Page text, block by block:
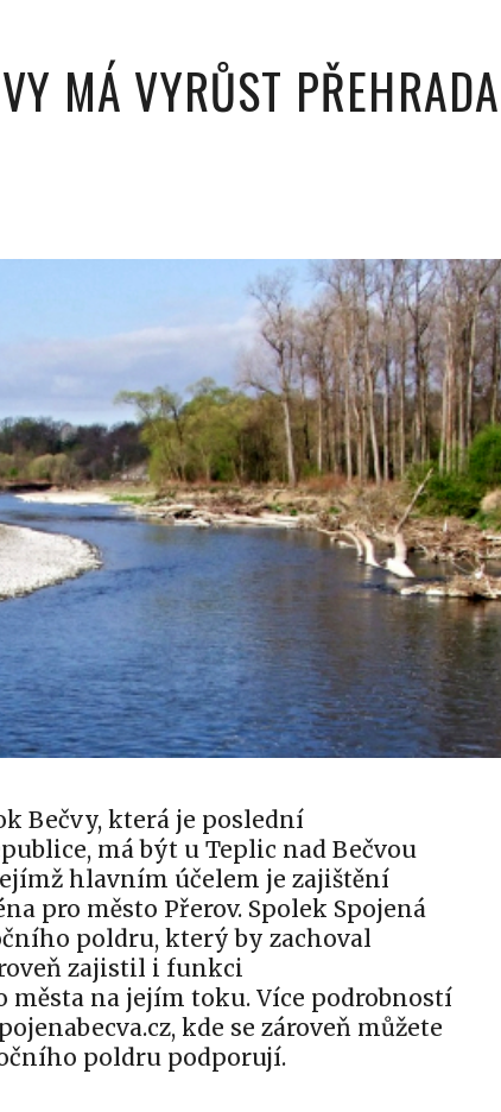
MÁ VYRŮST PŘEHRADA
Bečvy, která je poslední
má být u Teplic nad Bečvou
hlavním účelem je zajištění
pro město Přerov. Spolek Spojená
poldru, který by zachoval
zajistil i funkci
na jejím toku. Více podrobností
kde se zároveň můžete
poldru podporují.